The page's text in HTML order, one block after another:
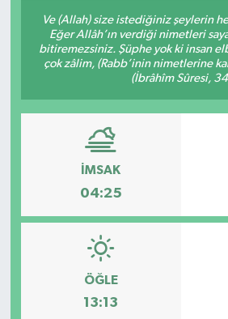
Ve (Allah) size istediğiniz şeylerin
Eğer Allâh’ın verdiği nimetleri
bitiremezsiniz. Şüphe yok ki insan
çok zâlim, (Rabb’inin nimetlerine
(İbrâhîm Sûresi,
İMSAK
04:25
ÖĞLE
13:13